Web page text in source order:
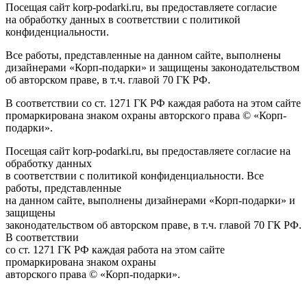
Посещая сайт korp-podarki.ru, вы предоставляете согласие
на обработку данных в соответствии с политикой
конфиденциальности.
Все работы, представленные на данном сайте, выполнены
дизайнерами «Корп-подарки» и защищены законодательством
об авторском праве, в т.ч. главой 70 ГК РФ.
В соответствии со ст. 1271 ГК РФ каждая работа на этом сайте
промаркирована знаком охраны авторского права © «Корп-
подарки».
Посещая сайт korp-podarki.ru, вы предоставляете согласие на
обработку данных
в соответствии с политикой конфиденциальности. Все
работы, представленные
на данном сайте, выполнены дизайнерами «Корп-подарки» и
защищены
законодательством об авторском праве, в т.ч. главой 70 ГК РФ.
В соответствии
со ст. 1271 ГК РФ каждая работа на этом сайте
промаркирована знаком охраны
авторского права © «Корп-подарки».